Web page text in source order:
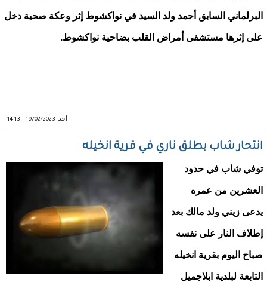
البرلماني السابق أحمد ولد السيد في نواكشوط إثر وعكة صحية دخل
على إثرها مستشفى أمراض القلب بضاحية نواكشوط.
أحد, 19/02/2023 - 14:13
انتحار شاب بطلق ناري في قرية انخيله
توفي شاب في حدود
العشرين من عمره
يدعى زيني ولد مالك بعد
إطلاف النار على نفسه
صباح اليوم بقرية انخيله
التابعة لبلدية ابلاجميل